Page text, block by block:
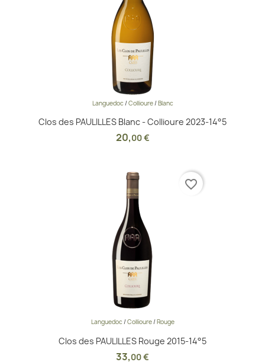
Languedoc/Collioure/Blanc
Clos des PAULILLES Blanc - Collioure 2023-14°5
20,00 €
Languedoc/Collioure/Rouge
Clos des PAULILLES Rouge 2015-14°5
33,00 €
favorite_border